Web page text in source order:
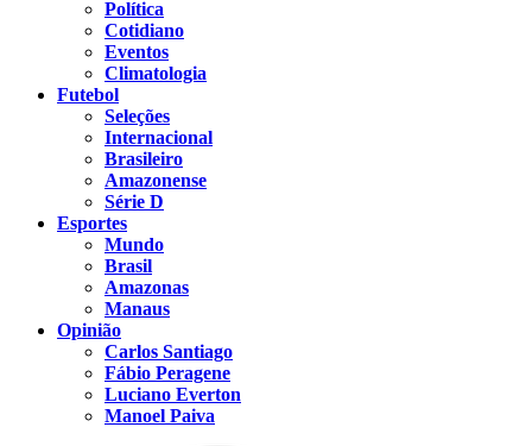
Política
Cotidiano
Eventos
Climatologia
Futebol
Seleções
Internacional
Brasileiro
Amazonense
Série D
Esportes
Mundo
Brasil
Amazonas
Manaus
Opinião
Carlos Santiago
Fábio Peragene
Luciano Everton
Manoel Paiva